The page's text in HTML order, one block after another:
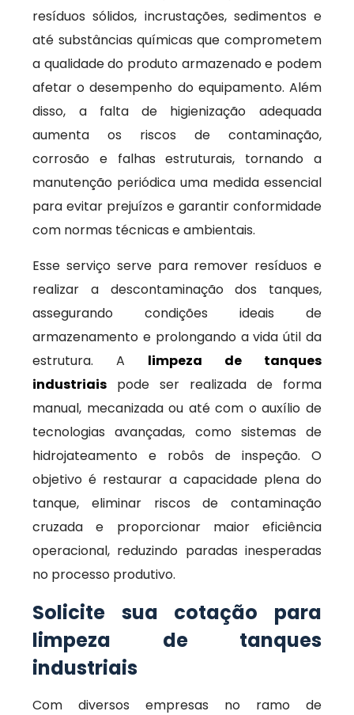
resíduos sólidos, incrustações, sedimentos e
até substâncias químicas que comprometem
a qualidade do produto armazenado e podem
afetar o desempenho do equipamento. Além
disso, a falta de higienização adequada
aumenta os riscos de contaminação,
corrosão e falhas estruturais, tornando a
manutenção periódica uma medida essencial
para evitar prejuízos e garantir conformidade
com normas técnicas e ambientais.
Esse serviço serve para remover resíduos e
realizar a descontaminação dos tanques,
assegurando condições ideais de
armazenamento e prolongando a vida útil da
estrutura. A limpeza de tanques
industriais pode ser realizada de forma
manual, mecanizada ou até com o auxílio de
tecnologias avançadas, como sistemas de
hidrojateamento e robôs de inspeção. O
objetivo é restaurar a capacidade plena do
tanque, eliminar riscos de contaminação
cruzada e proporcionar maior eficiência
operacional, reduzindo paradas inesperadas
no processo produtivo.
Solicite sua cotação para
limpeza de tanques
industriais
Com diversos empresas no ramo de